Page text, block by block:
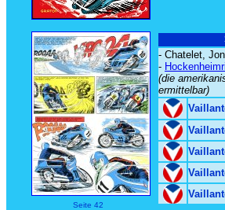
- Chatelet,
-
(die
ermittelbar)
Seite 42